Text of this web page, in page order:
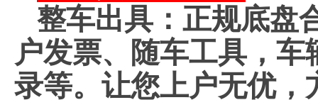
整车出具：正规底盘
户发票、随车工具，
录等。让您上户无优，